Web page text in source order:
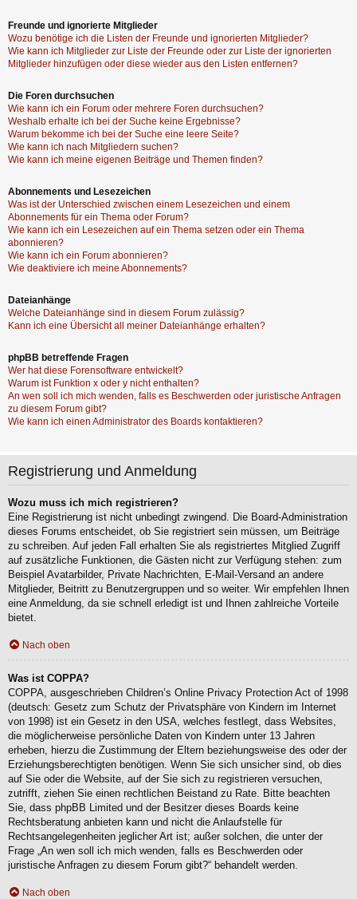
Freunde und ignorierte Mitglieder
Wozu benötige ich die Listen der Freunde und ignorierten Mitglieder?
Wie kann ich Mitglieder zur Liste der Freunde oder zur Liste der ignorierten
Mitglieder hinzufügen oder diese wieder aus den Listen entfernen?
Die Foren durchsuchen
Wie kann ich ein Forum oder mehrere Foren durchsuchen?
Weshalb erhalte ich bei der Suche keine Ergebnisse?
Warum bekomme ich bei der Suche eine leere Seite?
Wie kann ich nach Mitgliedern suchen?
Wie kann ich meine eigenen Beiträge und Themen finden?
Abonnements und Lesezeichen
Was ist der Unterschied zwischen einem Lesezeichen und einem
Abonnements für ein Thema oder Forum?
Wie kann ich ein Lesezeichen auf ein Thema setzen oder ein Thema
abonnieren?
Wie kann ich ein Forum abonnieren?
Wie deaktiviere ich meine Abonnements?
Dateianhänge
Welche Dateianhänge sind in diesem Forum zulässig?
Kann ich eine Übersicht all meiner Dateianhänge erhalten?
phpBB betreffende Fragen
Wer hat diese Forensoftware entwickelt?
Warum ist Funktion x oder y nicht enthalten?
An wen soll ich mich wenden, falls es Beschwerden oder juristische Anfragen
zu diesem Forum gibt?
Wie kann ich einen Administrator des Boards kontaktieren?
Registrierung und Anmeldung
Wozu muss ich mich registrieren?
Eine Registrierung ist nicht unbedingt zwingend. Die Board-Administration
dieses Forums entscheidet, ob Sie registriert sein müssen, um Beiträge
zu schreiben. Auf jeden Fall erhalten Sie als registriertes Mitglied Zugriff
auf zusätzliche Funktionen, die Gästen nicht zur Verfügung stehen: zum
Beispiel Avatarbilder, Private Nachrichten, E-Mail-Versand an andere
Mitglieder, Beitritt zu Benutzergruppen und so weiter. Wir empfehlen Ihnen
eine Anmeldung, da sie schnell erledigt ist und Ihnen zahlreiche Vorteile
bietet.
Nach oben
Was ist COPPA?
COPPA, ausgeschrieben Children’s Online Privacy Protection Act of 1998
(deutsch: Gesetz zum Schutz der Privatsphäre von Kindern im Internet
von 1998) ist ein Gesetz in den USA, welches festlegt, dass Websites,
die möglicherweise persönliche Daten von Kindern unter 13 Jahren
erheben, hierzu die Zustimmung der Eltern beziehungsweise des oder der
Erziehungsberechtigten benötigen. Wenn Sie sich unsicher sind, ob dies
auf Sie oder die Website, auf der Sie sich zu registrieren versuchen,
zutrifft, ziehen Sie einen rechtlichen Beistand zu Rate. Bitte beachten
Sie, dass phpBB Limited und der Besitzer dieses Boards keine
Rechtsberatung anbieten kann und nicht die Anlaufstelle für
Rechtsangelegenheiten jeglicher Art ist; außer solchen, die unter der
Frage „An wen soll ich mich wenden, falls es Beschwerden oder
juristische Anfragen zu diesem Forum gibt?“ behandelt werden.
Nach oben